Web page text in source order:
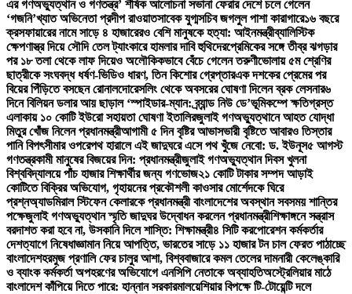
এর গণঅভ্যুত্থান ও গণতন্ত্র’ শীর্ষক আলোচনা সভানা ফেরার দেশে চলে গেলেন
‘গজনি’খ্যাত অভিনেতা প্রদীপ রাওয়াতসাবেক যুগ্মসচিব জগলুল পাশা কারাগারে১৬ বছরে
ক্রসফায়ারের নামে সাড়ে ৪ হাজারেরও বেশি মানুষকে হত্যা: আইনমন্ত্রীব্যালিস্টিক
ক্ষেপণাস্ত্র দিয়ে সৌদি তেল ট্যাংকারে হামলার দাবি হুথিদেরপ্রেমিকের সঙ্গে তীব্র ঝগড়ার
পর ১৮ তলা থেকে লাফ দিয়েও অলৌকিকভাবে বেঁচে গেলেন তরুণীভোলায় ৫ম শ্রেণির
ছাত্রীকে সংঘবদ্ধ ধর্ষণ-ভিডিও ধারণ, তিন কিশোর গ্রেপ্তারএক দশকের প্রেমের পর
বিয়ের পিঁড়িতে বসছেন রোনালদোরেসলিং থেকে অবসরের ঘোষণা দিলেন ব্রক লেসনার৬
দিনে বিলিয়ন ডলার আয় ছাড়াল ‘স্পাইডার-ম্যান: ব্র্যান্ড নিউ ডে’ভূমিকম্পে ক্ষতিগ্রস্ত
এলাকায় ১০ কোটি ইউরো সহায়তা ঘোষণা ইতালিরজুলাই গণঅভ্যুত্থানে আহত যোদ্ধা
মিতুর খোঁজ নিলেন প্রধানমন্ত্রীআগামী ৫ দিন বৃষ্টির আভাসভারী বৃষ্টিতে আবারও তিস্তার
পানি বিপৎসীমার ওপরেপথ হারালে এই জাদুঘরে এসে পথ খুঁজে নেবো: ড. ইউনূস৫ আগস্ট
গণতন্ত্রকামী মানুষের বিজয়ের দিন: প্রধানমন্ত্রীজুলাই গণঅভ্যুত্থান দিবস খুলনা
বিশ্ববিদ্যালয়ে পাঁচ হাজার শিক্ষার্থীর জন্য গণভোজ২১ কোটি টাকার সম্পদ আড়াই
কোটিতে বিক্রির অভিযোগ, গৃহায়নের প্রকৌশলী কাওসার মোর্শেদকে ঘিরে
প্রশ্নঅ্যাডমিরাল স্টিফেন কেলারকে প্রধানমন্ত্রী বাংলাদেশের অবস্থান সবসময় শান্তির
পক্ষেজুলাই গণঅভ্যুত্থান স্মৃতি জাদুঘর উদ্বোধন করলেন প্রধানমন্ত্রীশিক্ষাঙ্গনে সন্ত্রাস
বরদাশত করা হবে না, উসকানি দিলে শাস্তি: শিক্ষামন্ত্রী৪ সিটি করপোরেশন কর্মকর্তার
দেশত্যাগে নিষেধাজ্ঞামান নিয়ে আপত্তি, ভারতের সাড়ে ১১ হাজার টন চাল ফেরত পাঠাচ্ছে
বাংলাদেশহরমুজ প্রণালি ফের চালুর আশা, বিশ্ববাজারে কমল তেলের দামনারী কেলেঙ্কারি
ও ব্যাংক কর্মকর্তা অপহরণের অভিযোগে এনসিপি নেতাকে অব্যাহতিঅস্ট্রেলিয়ার মাঠে
বাংলাদেশ কাঁপিয়ে দিতে পারে: হান্নান সরকারমালয়েশিয়ার বিপক্ষে টি-টোয়েন্টি দলে